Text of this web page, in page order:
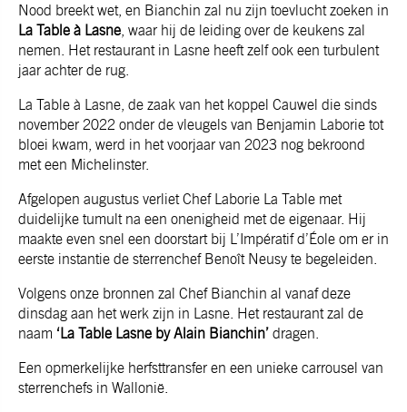
Nood breekt wet, en Bianchin zal nu zijn toevlucht zoeken in
La Table à Lasne , waar hij de leiding over de keukens zal
nemen. Het restaurant in Lasne heeft zelf ook een turbulent
jaar achter de rug.
La Table à Lasne, de zaak van het koppel Cauwel die sinds
november 2022 onder de vleugels van Benjamin Laborie tot
bloei kwam, werd in het voorjaar van 2023 nog bekroond
met een Michelinster.
Afgelopen augustus verliet Chef Laborie La Table met
duidelijke tumult na een onenigheid met de eigenaar. Hij
maakte even snel een doorstart bij L’Impératif d’Éole om er in
eerste instantie de sterrenchef Benoît Neusy te begeleiden.
Volgens onze bronnen zal Chef Bianchin al vanaf deze
dinsdag aan het werk zijn in Lasne. Het restaurant zal de
naam ‘La Table Lasne by Alain Bianchin’ dragen.
Een opmerkelijke herfsttransfer en een unieke carrousel van
sterrenchefs in Wallonië.